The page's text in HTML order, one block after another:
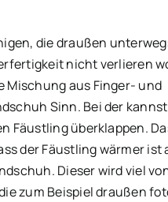
die draußen
nicht verlieren
Mischung aus Finger- und
Sinn. Bei der
Fäustling überklappen.
der Fäustling wärmer ist
Dieser wird viel
zum Beispiel draußen